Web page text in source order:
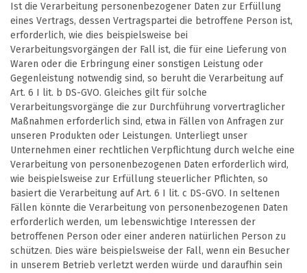
Ist die Verarbeitung personenbezogener Daten zur Erfüllung
eines Vertrags, dessen Vertragspartei die betroffene Person ist,
erforderlich, wie dies beispielsweise bei
Verarbeitungsvorgängen der Fall ist, die für eine Lieferung von
Waren oder die Erbringung einer sonstigen Leistung oder
Gegenleistung notwendig sind, so beruht die Verarbeitung auf
Art. 6 I lit. b DS-GVO. Gleiches gilt für solche
Verarbeitungsvorgänge die zur Durchführung vorvertraglicher
Maßnahmen erforderlich sind, etwa in Fällen von Anfragen zur
unseren Produkten oder Leistungen. Unterliegt unser
Unternehmen einer rechtlichen Verpflichtung durch welche eine
Verarbeitung von personenbezogenen Daten erforderlich wird,
wie beispielsweise zur Erfüllung steuerlicher Pflichten, so
basiert die Verarbeitung auf Art. 6 I lit. c DS-GVO. In seltenen
Fällen könnte die Verarbeitung von personenbezogenen Daten
erforderlich werden, um lebenswichtige Interessen der
betroffenen Person oder einer anderen natürlichen Person zu
schützen. Dies wäre beispielsweise der Fall, wenn ein Besucher
in unserem Betrieb verletzt werden würde und daraufhin sein